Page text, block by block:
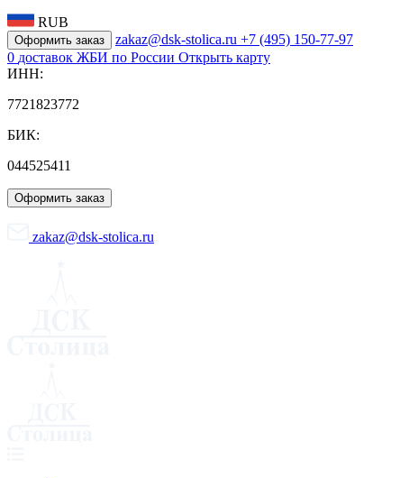
RUB
Оформить заказ zakaz@dsk-stolica.ru +7 (495) 150-77-97
0 доставок ЖБИ по России Открыть карту
ИНН:
7721823772
БИК:
044525411
Оформить заказ
zakaz@dsk-stolica.ru